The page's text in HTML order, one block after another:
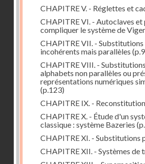
CHAPITRE V. - Réglettes et
CHAPITRE VI. - Autoclaves
compliquer le système de
CHAPITRE VII. -
incohérents mais parallèles
CHAPITRE VIII. -
alphabets non parallèles ou
représentations numériques
(p.123)
CHAPITRE IX. -
CHAPITRE X. - Étude d'un
classique : système Bazeries
CHAPITRE XI. - Substitutions
CHAPITRE XII. - Systèmes de